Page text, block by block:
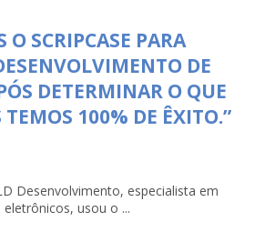
SCRIPCASE PARA
DE
DETERMINAR O QUE
TEMOS 100% DE ÊXITO.”
Desenvolvimento, especialista em
usou o ...